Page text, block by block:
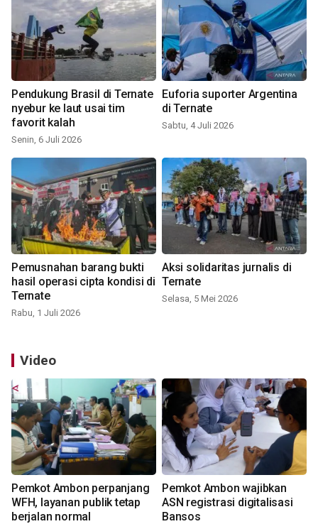
Pendukung Brasil di Ternate
nyebur ke laut usai tim
favorit kalah
Senin, 6 Juli 2026
Euforia suporter Argentina
di Ternate
Sabtu, 4 Juli 2026
Pemusnahan barang bukti
hasil operasi cipta kondisi di
Ternate
Rabu, 1 Juli 2026
Aksi solidaritas jurnalis di
Ternate
Selasa, 5 Mei 2026
Video
Pemkot Ambon perpanjang
WFH, layanan publik tetap
berjalan normal
Pemkot Ambon wajibkan
ASN registrasi digitalisasi
Bansos